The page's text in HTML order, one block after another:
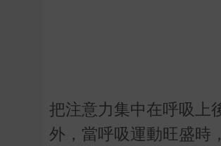
把注意力集中在呼吸上
外，當呼吸運動旺盛時